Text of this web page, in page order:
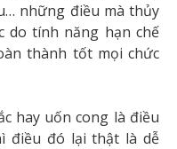
những điều mà thủy
tính năng hạn chế
thành tốt mọi chức
hay uốn cong là điều
điều đó lại thật là dễ